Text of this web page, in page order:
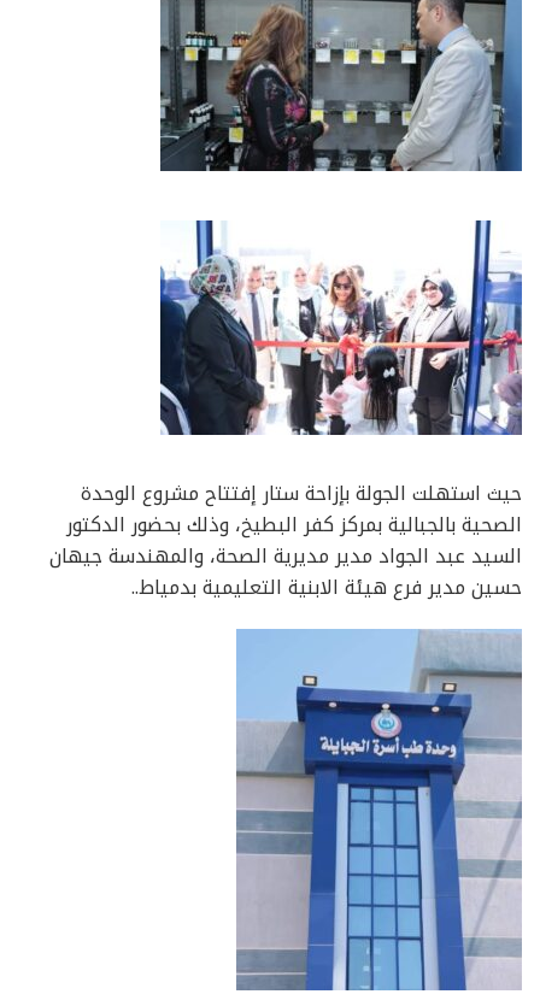
حيث استهلت الجولة بإزاحة ستار إفتتاح مشروع الوحدة
الصحية بالجبالية بمركز كفر البطيخ، وذلك بحضور الدكتور
السيد عبد الجواد مدير مديرية الصحة، والمهندسة جيهان
حسين مدير فرع هيئة الابنية التعليمية بدمياط..